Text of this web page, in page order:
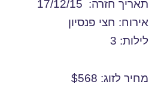
תאריך חזרה: 17/12/15
אירוח: חצי פנסיון
לילות: 3
מחיר לזוג: $568